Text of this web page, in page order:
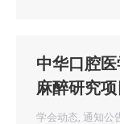
中华口腔
麻醉研究
学会动态, 通知公